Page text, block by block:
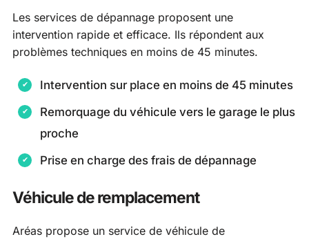
Les services de dépannage proposent une
intervention rapide et efficace. Ils répondent aux
problèmes techniques en moins de 45 minutes.
Intervention sur place en moins de 45 minutes
Remorquage du véhicule vers le garage le plus
proche
Prise en charge des frais de dépannage
Véhicule de remplacement
Aréas propose un service de véhicule de